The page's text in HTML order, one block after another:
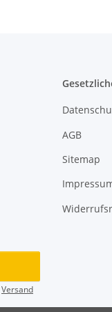
AGB
Sitemap
Versand